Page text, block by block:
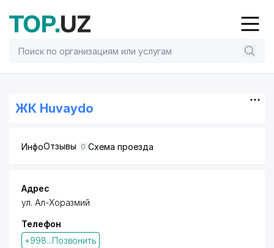
ЖК Huvaydo
ИнфоОтзывы 0 Схема проезда
Адрес
ул. Ал-Хоразмий
Телефон
+998...Позвонить